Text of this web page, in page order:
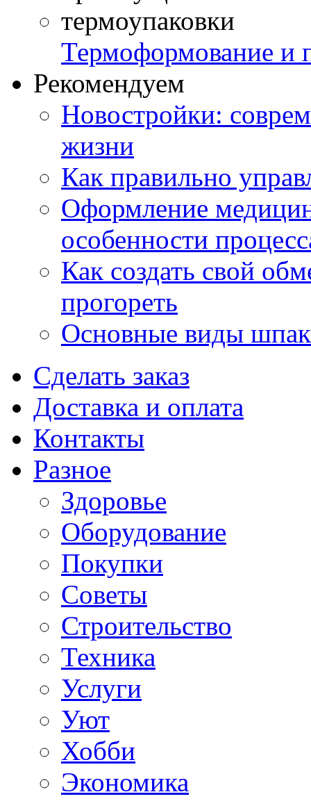
Термоформование и
Рекомендуем
Новостройки:
жизни
Как правильно
Оформление
особенности
Как создать свой
прогореть
Основные виды
Сделать заказ
Доставка и оплата
Контакты
Разное
Здоровье
Оборудование
Покупки
Советы
Строительство
Техника
Услуги
Уют
Хобби
Экономика